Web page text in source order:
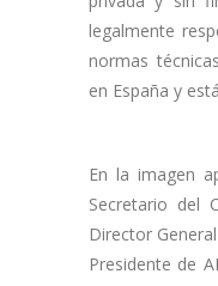
legalmente
normas
en España y
En la imagen
Secretario del
Director
Presidente de